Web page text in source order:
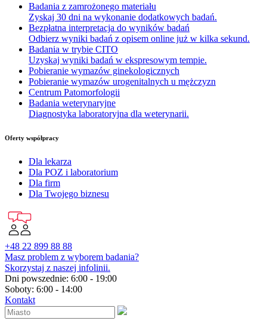
Badania z zamrożonego materiału
Zyskaj 30 dni na wykonanie dodatkowych badań.
Bezpłatna interpretacja do wyników badań
Odbierz wyniki badań z opisem online już w kilka sekund.
Badania w trybie CITO
Uzyskaj wyniki badań w ekspresowym tempie.
Pobieranie wymazów ginekologicznych
Pobieranie wymazów urogenitalnych u mężczyzn
Centrum Patomorfologii
Badania weterynaryjne
Diagnostyka laboratoryjna dla weterynarii.
Oferty współpracy
Dla lekarza
Dla POZ i laboratorium
Dla firm
Dla Twojego biznesu
+48 22 899 88 88
Masz problem z wyborem badania?
Skorzystaj z naszej infolinii.
Dni powszednie: 6:00 - 19:00
Soboty: 6:00 - 14:00
Kontakt